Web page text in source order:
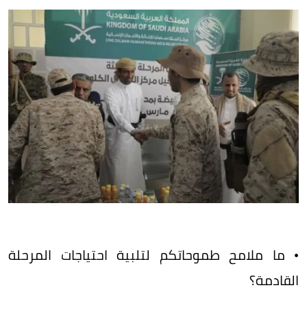
• ما ملامح طموحاتكم لتلبية احتياجات المرحلة
القادمة؟